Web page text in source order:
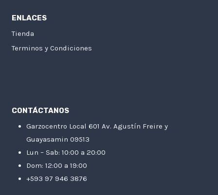
ENLACES
Tienda
Terminos y Condiciones
CONTÁCTANOS
Garzocentro Local 601 Av. Agustín Freire y
Guayasamin 09513
Lun – Sab: 10:00 a 20:00
Dom: 12:00 a 19:00
+593 97 946 3876